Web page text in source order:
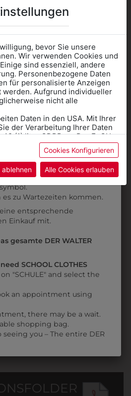
39000526
WASCHSANDTUBE
250ML
€ 9,90
SHIRT NEW CLASSIC
MIT SCHULLOGO
bevor Sie unsere
Wir verwenden Cookies und
sind essenziell, andere
Personenbezogene Daten
für personalisierte Anzeigen
werden. Aufgrund individueller
nicht alle
Daten in den USA. Mit Ihrer
der Verarbeitung Ihrer Daten
(1) lit. a GDPR zu. Der EuGH
unzureichendem Datenschutz
Risiko, dass US-Behörden
für Europäer überwachen.
bzw. im
Cookies Konfigurieren
ablehnen Alle Cookies erlauben
wenn Sie
SCHULE in der
richtige Schule auswählen.
Geschäft: Termin buchen
zu Wartezeiten kommen.
entsprechende
Einkauf mit.
gesamte DER WALTER
SCHOOL CLOTHES
"SCHULE" and select the
an appointment using
there may be a wait.
shopping bag.
you – The entire DER